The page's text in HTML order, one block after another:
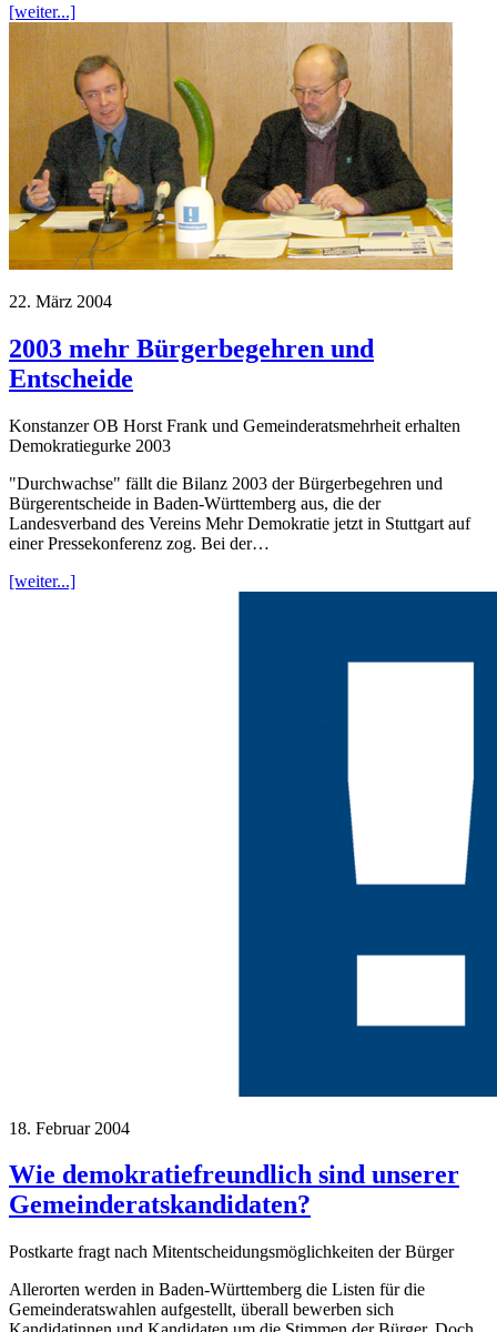
[weiter...]
22. März 2004
2003 mehr Bürgerbegehren und
Entscheide
Konstanzer OB Horst Frank und Gemeinderatsmehrheit erhalten
Demokratiegurke 2003
"Durchwachse" fällt die Bilanz 2003 der Bürgerbegehren und
Bürgerentscheide in Baden-Württemberg aus, die der
Landesverband des Vereins Mehr Demokratie jetzt in Stuttgart auf
einer Pressekonferenz zog. Bei der…
[weiter...]
18. Februar 2004
Wie demokratiefreundlich sind unserer
Gemeinderatskandidaten?
Postkarte fragt nach Mitentscheidungsmöglichkeiten der Bürger
Allerorten werden in Baden-Württemberg die Listen für die
Gemeinderatswahlen aufgestellt, überall bewerben sich